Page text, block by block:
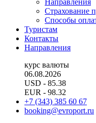
Направления
Страхование
Способы
Туристам
Контакты
Направления
курс валюты
06.08.2026
USD - 85.38
EUR - 98.32
+7 (343) 385 60 67
booking@evroport.ru